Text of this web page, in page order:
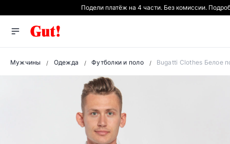
Подели платёж на 4 части. Без комиссии.
Мужчины Одежда Футболки и поло Bugatti Clothes Белое